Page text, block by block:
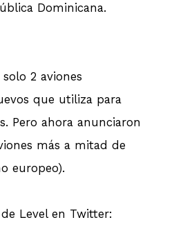
Dominicana.
2 aviones
que utiliza para
Pero ahora anunciaron
más a mitad de
europeo).
Level en Twitter: